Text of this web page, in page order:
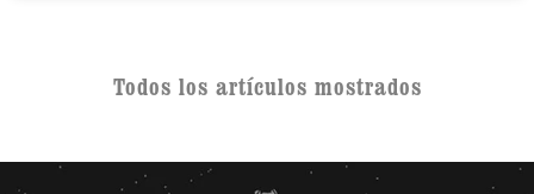
Todos los artículos mostrados